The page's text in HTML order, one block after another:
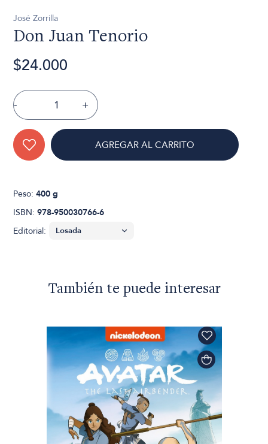
José Zorrilla
Don Juan Tenorio
$24.000
- +
AGREGAR AL CARRITO
Peso:400 g
ISBN:978-950030766-6
Editorial:
También te puede interesar